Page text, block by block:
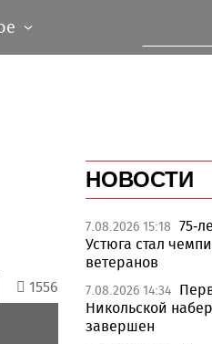
1556
НОВОСТИ
7.08.2026 15:18 75-
Устюга стал
ветеранов
7.08.2026 14:34
Никольской
завершен